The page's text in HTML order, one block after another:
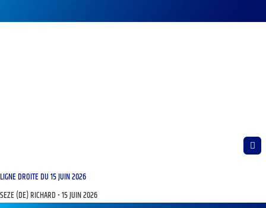
LIGNE DROITE DU 15 JUIN 2026
SEZE (DE) RICHARD 15 JUIN 2026